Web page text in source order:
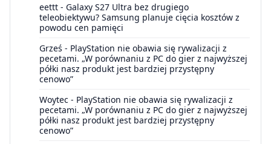
eettt - Galaxy S27 Ultra bez drugiego
teleobiektywu? Samsung planuje cięcia kosztów z
powodu cen pamięci
Grześ - PlayStation nie obawia się rywalizacji z
pecetami. „W porównaniu z PC do gier z najwyższej
półki nasz produkt jest bardziej przystępny
cenowo”
Woytec - PlayStation nie obawia się rywalizacji z
pecetami. „W porównaniu z PC do gier z najwyższej
półki nasz produkt jest bardziej przystępny
cenowo”